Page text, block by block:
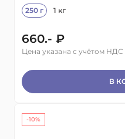
250 г 1 кг
660.- ₽
Цена указана с учётом НДС
В
-10%